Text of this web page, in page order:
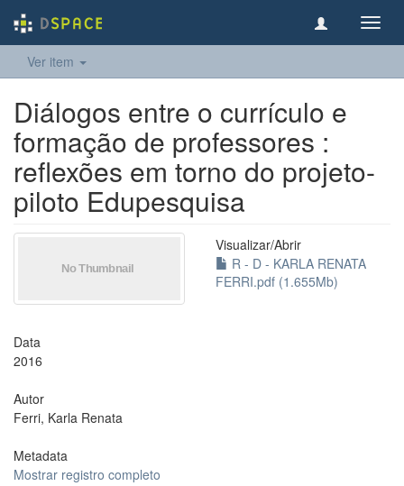
Ver item
Diálogos entre o currículo e
formação de professores :
reflexões em torno do projeto-
piloto Edupesquisa
Visualizar/Abrir
R - D - KARLA RENATA
FERRI.pdf (1.655Mb)
Data
2016
Autor
Ferri, Karla Renata
Metadata
Mostrar registro completo